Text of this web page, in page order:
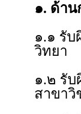
๑. ด้าน
๑.๑ รั
วิทยา
๑.๒ รั
สาขาวิ